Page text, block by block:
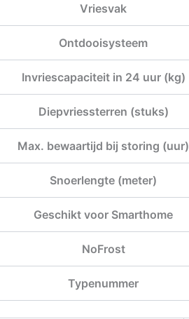
Vriesvak
Ontdooisysteem
Invriescapaciteit in 24 uur (kg)
Diepvriessterren (stuks)
Max. bewaartijd bij storing (uur)
Snoerlengte (meter)
Geschikt voor Smarthome
NoFrost
Typenummer